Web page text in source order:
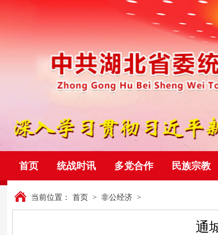
首页 统战时讯 多党合作 民族宗教
当前位置： 首页 > 非公经济 >
通